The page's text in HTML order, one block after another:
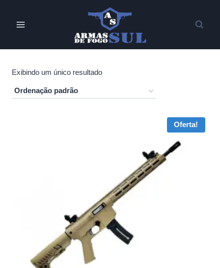
Exibindo um único resultado
Oferta!